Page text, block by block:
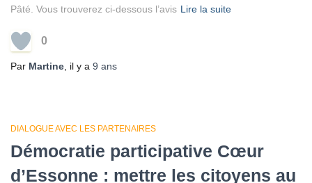
Pâté. Vous trouverez ci-dessous l’avis Lire la suite
0
Par Martine , il y a 9 ans
DIALOGUE AVEC LES PARTENAIRES
Démocratie participative Cœur
d’Essonne : mettre les citoyens au